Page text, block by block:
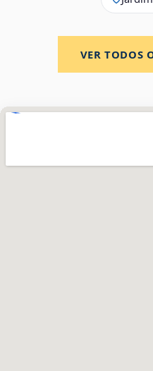
VER TODOS